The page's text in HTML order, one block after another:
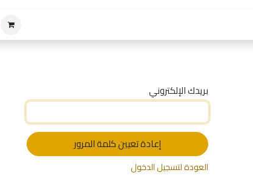
بريدك الإلكتروني
إعادة تعيين كلمة المرور
العودة لتسجيل الدخول